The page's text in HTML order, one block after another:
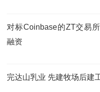
对标Coinbase的ZT交易
融资
完达山乳业 先建牧场后建